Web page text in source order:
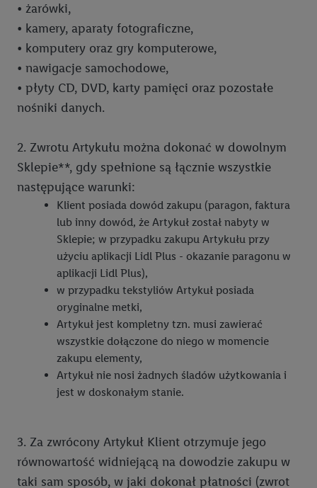
Polityka dostępności Lidl Plus
Ankieta Twoja opinia - Regulamin
Ankieta Twoja opinia - Polityka prywatności
Ankieta sklepu online - Polityka prywatności
Zasady zwrotu artykułów przemysłowych
Regulamin procedury reklamacyjnej w sklepach stacjonarnych
Lidl od 07.02.2025 r.
• żarówki,
• kamery, aparaty fotograficzne,
• komputery oraz gry komputerowe,
• nawigacje samochodowe,
• płyty CD, DVD, karty pamięci oraz pozostałe
nośniki danych.
2. Zwrotu Artykułu można dokonać w dowolnym
Sklepie**, gdy spełnione są łącznie wszystkie
następujące warunki:
Klient posiada dowód zakupu (paragon, faktura
lub inny dowód, że Artykuł został nabyty w
Sklepie; w przypadku zakupu Artykułu przy
użyciu aplikacji Lidl Plus - okazanie paragonu w
aplikacji Lidl Plus),
w przypadku tekstyliów Artykuł posiada
oryginalne metki,
Artykuł jest kompletny tzn. musi zawierać
wszystkie dołączone do niego w momencie
zakupu elementy,
Artykuł nie nosi żadnych śladów użytkowania i
jest w doskonałym stanie.
3. Za zwrócony Artykuł Klient otrzymuje jego
równowartość widniejącą na dowodzie zakupu w
taki sam sposób, w jaki dokonał płatności (zwrot